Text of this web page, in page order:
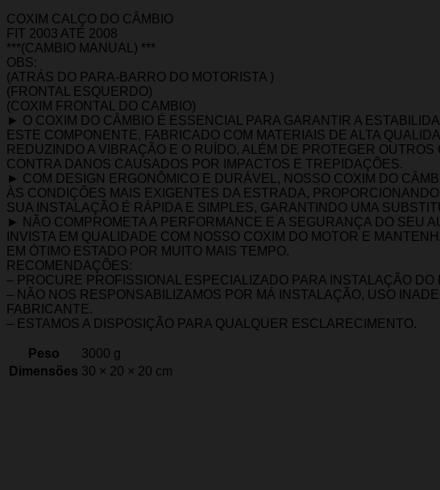
COXIM CALÇO DO CÂMBIO
FIT 2003 ATÉ 2008
***(CAMBIO MANUAL) ***
OBS:
(ATRÁS DO PARA-BARRO DO MOTORISTA )
(FRONTAL ESQUERDO)
(COXIM FRONTAL DO CAMBIO)
► O COXIM DO CÂMBIO É ESSENCIAL PARA GARANTIR A
ESTE COMPONENTE, FABRICADO COM MATERIAIS DE ALTA
REDUZINDO A VIBRAÇÃO E O RUÍDO, ALÉM DE PROTEGER
CONTRA DANOS CAUSADOS POR IMPACTOS E TREPIDAÇÕES.
► COM DESIGN ERGONÔMICO E DURÁVEL, NOSSO COXIM DO
ÀS CONDIÇÕES MAIS EXIGENTES DA ESTRADA,
SUA INSTALAÇÃO É RÁPIDA E SIMPLES, GARANTINDO UMA
► NÃO COMPROMETA A PERFORMANCE E A SEGURANÇA DO SEU
INVISTA EM QUALIDADE COM NOSSO COXIM DO MOTOR E
EM ÓTIMO ESTADO POR MUITO MAIS TEMPO.
RECOMENDAÇÕES:
– PROCURE PROFISSIONAL ESPECIALIZADO PARA INSTALAÇÃO DO
– NÃO NOS RESPONSABILIZAMOS POR MÁ INSTALAÇÃO, USO
FABRICANTE.
– ESTAMOS A DISPOSIÇÃO PARA QUALQUER ESCLARECIMENTO.
Peso
3000 g
Dimensões 30 × 20 × 20 cm